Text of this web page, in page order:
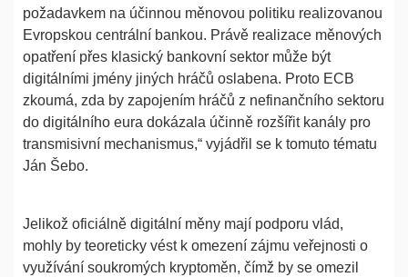
požadavkem na účinnou měnovou politiku realizovanou
Evropskou centrální bankou. Právě realizace měnových
opatření přes klasický bankovní sektor může být
digitálními jmény jiných hráčů oslabena. Proto ECB
zkoumá, zda by zapojením hráčů z nefinančního sektoru
do digitálního eura dokázala účinně rozšířit kanály pro
transmisivní mechanismus,“ vyjádřil se k tomuto tématu
Ján Šebo.
Jelikož oficiálně digitální měny mají podporu vlád,
mohly by teoreticky vést k omezení zájmu veřejnosti o
využívání soukromých kryptoměn, čímž by se omezil